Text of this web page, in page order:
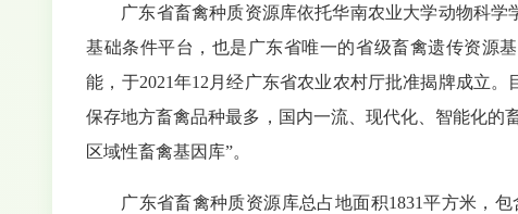
广东省畜禽种质资源库依托华南农业大学动物科
基础条件平台，也是广东省唯一的省级畜禽遗传资源
能，于2021年12月经广东省农业农村厅批准揭牌成立
保存地方畜禽品种最多，国内一流、现代化、智能化的
区域性畜禽基因库”。
广东省畜禽种质资源库总占地面积1831平方米，